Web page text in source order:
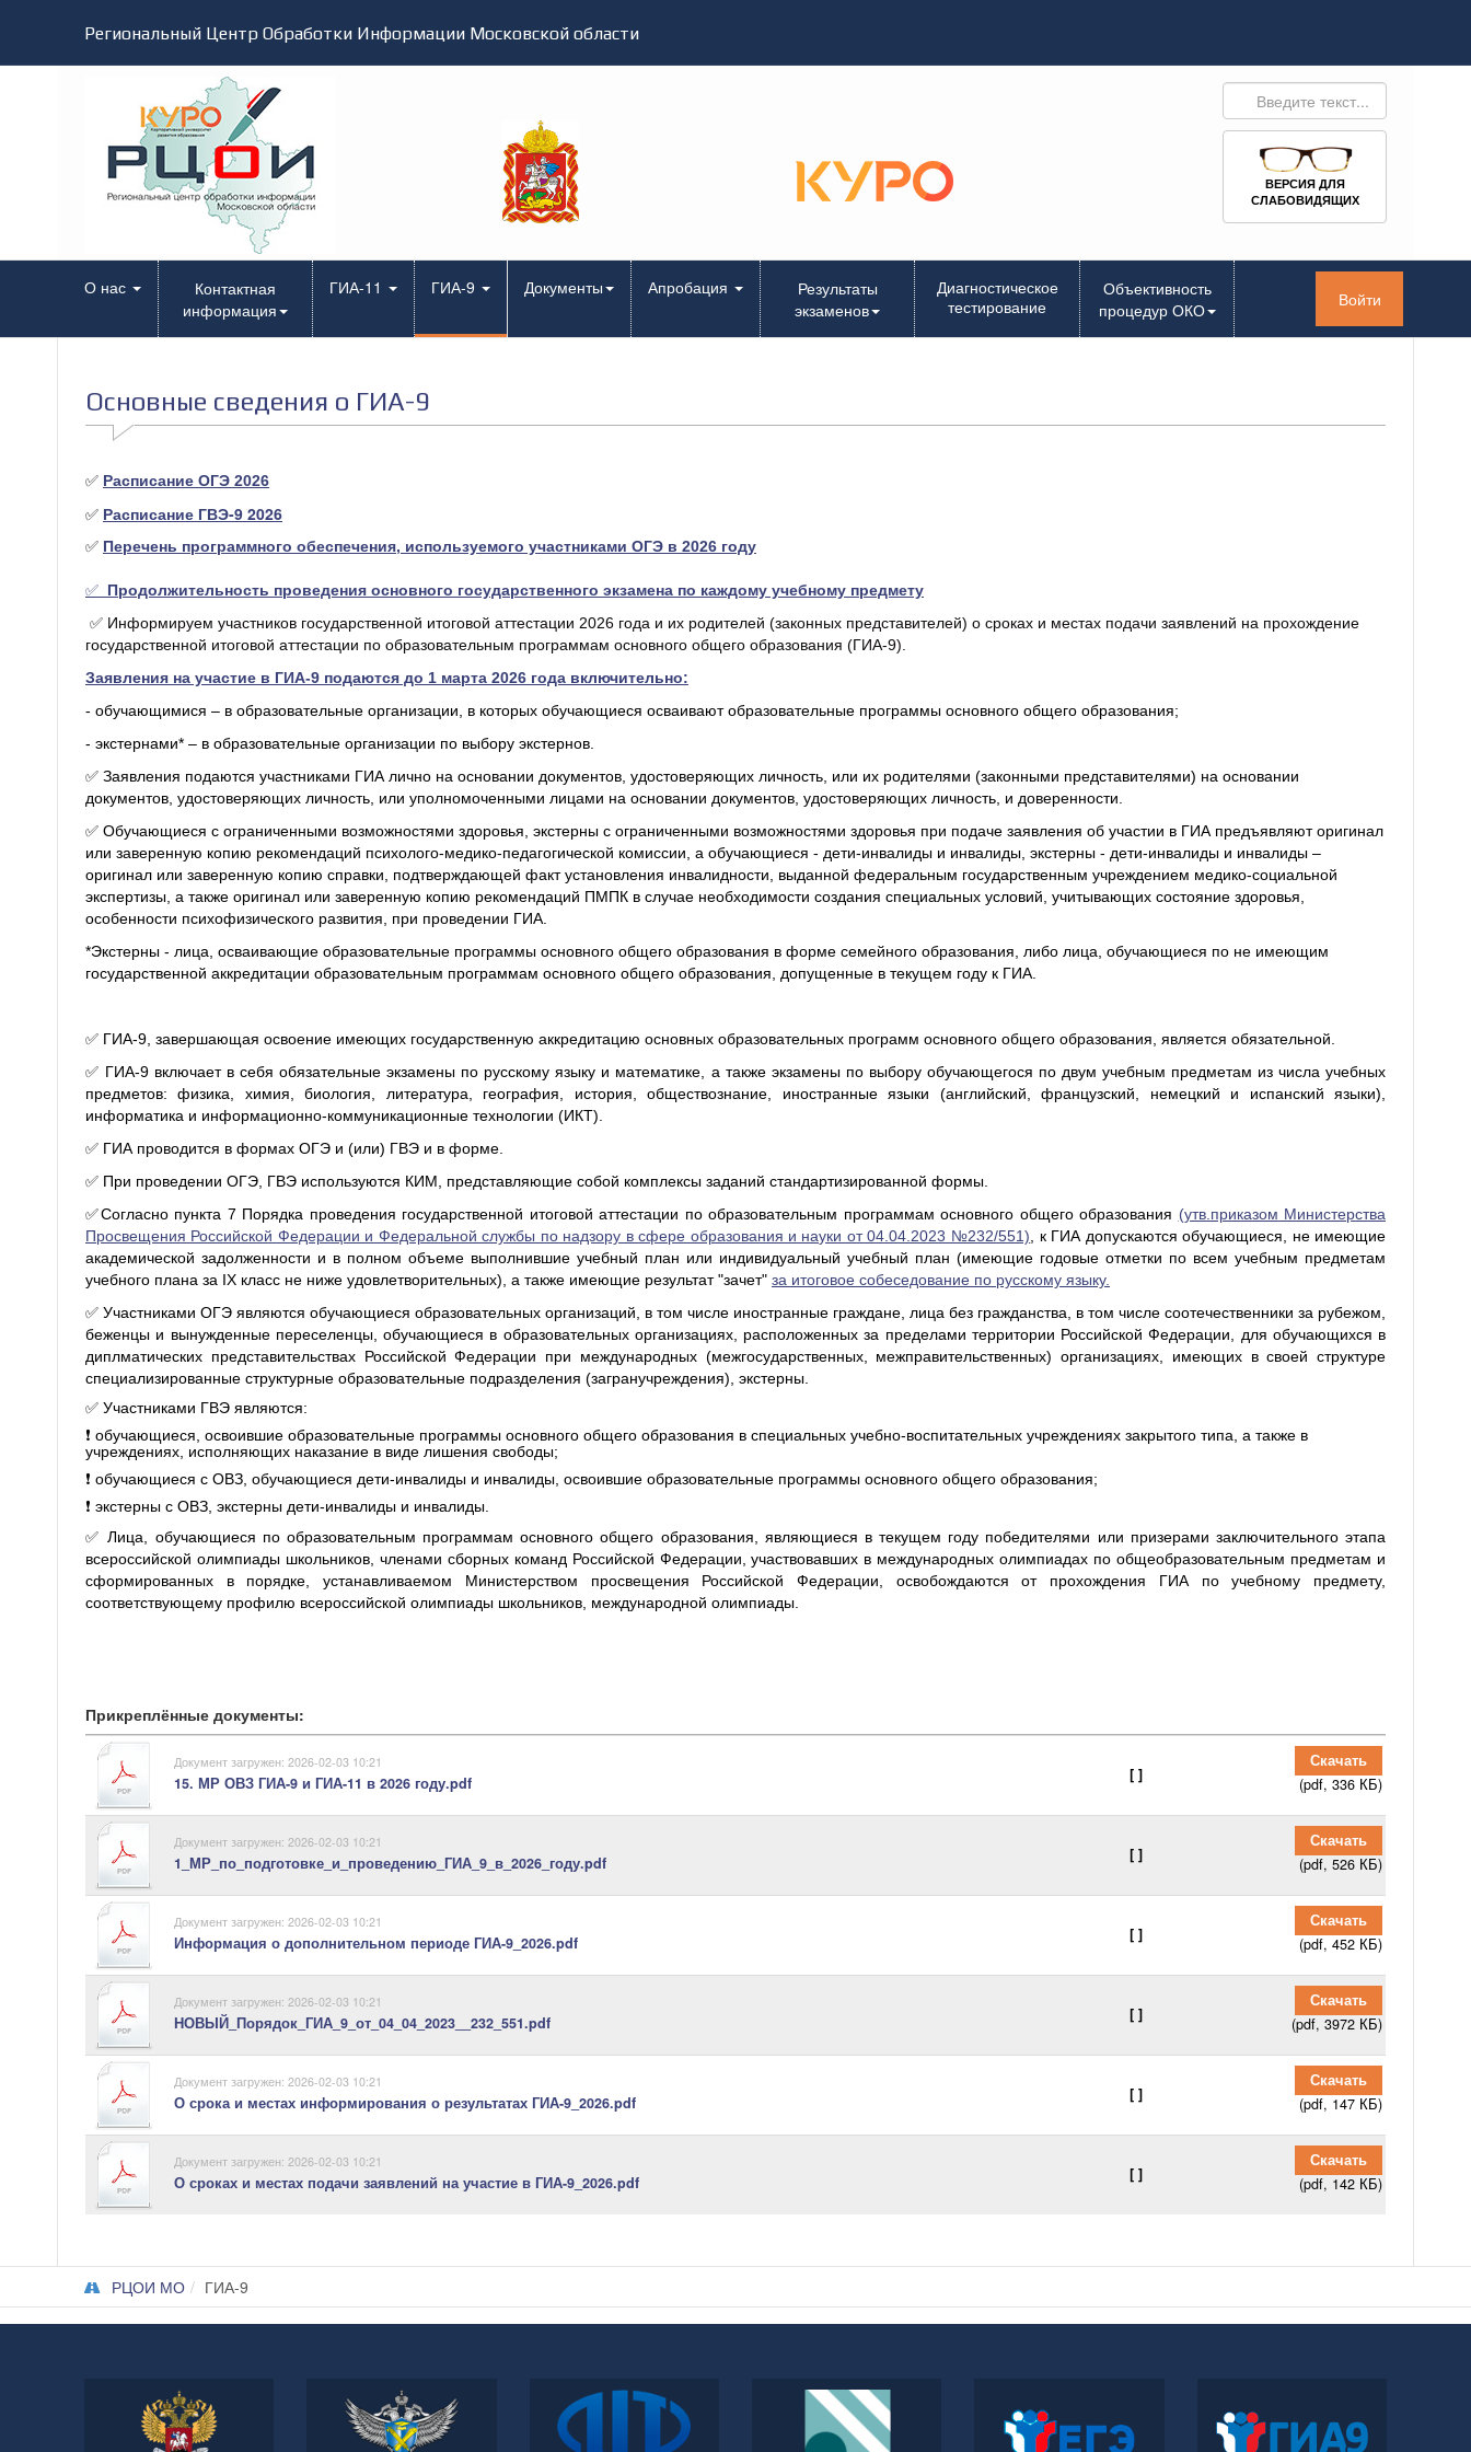
Региональный Центр Обработки Информации Московской области
ВЕРСИЯ ДЛЯ
СЛАБОВИДЯЩИХ
Войти
О нас
Контактная
информация
ГИА-11 ГИА-9 Документы Апробация
Результаты
экзаменов
Диагностическое
тестирование
Объективность
процедур ОКО
Основные сведения о ГИА-9
✅ Расписание ОГЭ 2026
✅ Расписание ГВЭ-9 2026
✅ Перечень программного обеспечения, используемого участниками ОГЭ в 2026 году
✅ Продолжительность проведения основного государственного экзамена по каждому учебному предмету
✅ Информируем участников государственной итоговой аттестации 2026 года и их родителей (законных представителей) о сроках и местах подачи заявлений на прохождение
государственной итоговой аттестации по образовательным программам основного общего образования (ГИА-9).
Заявления на участие в ГИА-9 подаются до 1 марта 2026 года включительно:
- обучающимися – в образовательные организации, в которых обучающиеся осваивают образовательные программы основного общего образования;
- экстернами* – в образовательные организации по выбору экстернов.
✅ Заявления подаются участниками ГИА лично на основании документов, удостоверяющих личность, или их родителями (законными представителями) на основании
документов, удостоверяющих личность, или уполномоченными лицами на основании документов, удостоверяющих личность, и доверенности.
✅ Обучающиеся с ограниченными возможностями здоровья, экстерны с ограниченными возможностями здоровья при подаче заявления об участии в ГИА предъявляют оригинал
или заверенную копию рекомендаций психолого-медико-педагогической комиссии, а обучающиеся - дети-инвалиды и инвалиды, экстерны - дети-инвалиды и инвалиды –
оригинал или заверенную копию справки, подтверждающей факт установления инвалидности, выданной федеральным государственным учреждением медико-социальной
экспертизы, а также оригинал или заверенную копию рекомендаций ПМПК в случае необходимости создания специальных условий, учитывающих состояние здоровья,
особенности психофизического развития, при проведении ГИА.
*Экстерны - лица, осваивающие образовательные программы основного общего образования в форме семейного образования, либо лица, обучающиеся по не имеющим
государственной аккредитации образовательным программам основного общего образования, допущенные в текущем году к ГИА.
✅ ГИА-9 , завершающая освоение имеющих государственную аккредитацию основных образовательных программ основного общего образования, является обязательной.
✅ ГИА-9 включает в себя обязательные экзамены по русскому языку и математике, а также экзамены по выбору обучающегося по двум учебным предметам из числа учебных
предметов: физика, химия, биология, литература, география, история, обществознание, иностранные языки (английский, французский, немецкий и испанский языки),
информатика и информационно-коммуникационные технологии (ИКТ).
✅ ГИА проводится в формах ОГЭ и (или) ГВЭ и в форме.
✅ При проведении ОГЭ, ГВЭ используются КИМ, представляющие собой комплексы заданий стандартизированной формы.
✅Согласно пункта 7 Порядка проведения государственной итоговой аттестации по образовательным программам основного общего образования (утв.приказом Министерства
Просвещения Российской Федерации и Федеральной службы по надзору в сфере образования и науки от 04.04.2023 №232/551) , к ГИА допускаются обучающиеся, не имеющие
академической задолженности и в полном объеме выполнившие учебный план или индивидуальный учебный план (имеющие годовые отметки по всем учебным предметам
учебного плана за IX класс не ниже удовлетворительных), а также имеющие результат "зачет" за итоговое собеседование по русскому языку.
✅ Участниками ОГЭ являются обучающиеся образовательных организаций, в том числе иностранные граждане, лица без гражданства, в том числе соотечественники за рубежом,
беженцы и вынужденные переселенцы, обучающиеся в образовательных организациях, расположенных за пределами территории Российской Федерации, для обучающихся в
диплматических представительствах Российской Федерации при международных (межгосударственных, межправительственных) организациях, имеющих в своей структуре
специализированные структурные образовательные подразделения (загранучреждения), экстерны.
✅ Участниками ГВЭ являются:
❗️ обучающиеся, освоившие образовательные программы основного общего образования в специальных учебно-воспитательных учреждениях закрытого типа, а также в
учреждениях, исполняющих наказание в виде лишения свободы;
❗️ обучающиеся с ОВЗ, обучающиеся дети-инвалиды и инвалиды, освоившие образовательные программы основного общего образования;
❗️ экстерны с ОВЗ, экстерны дети-инвалиды и инвалиды.
✅ Лица, обучающиеся по образовательным программам основного общего образования, являющиеся в текущем году победителями или призерами заключительного этапа
всероссийской олимпиады школьников, членами сборных команд Российской Федерации, участвовавших в международных олимпиадах по общеобразовательным предметам и
сформированных в порядке, устанавливаемом Министерством просвещения Российской Федерации, освобождаются от прохождения ГИА по учебному предмету,
соответствующему профилю всероссийской олимпиады школьников, международной олимпиады.
Прикреплённые документы:
Документ загружен: 2026-02-03 10:21
15. МР ОВЗ ГИА-9 и ГИА-11 в 2026 году.pdf [ ]
Скачать
(pdf, 336 КБ)
Документ загружен: 2026-02-03 10:21
1_МР_по_подготовке_и_проведению_ГИА_9_в_2026_году.pdf [ ]
Скачать
(pdf, 526 КБ)
Документ загружен: 2026-02-03 10:21
Информация о дополнительном периоде ГИА-9_2026.pdf [ ]
Скачать
(pdf, 452 КБ)
Документ загружен: 2026-02-03 10:21
НОВЫЙ_Порядок_ГИА_9_от_04_04_2023__232_551.pdf [ ]
Скачать
(pdf, 3972 КБ)
Документ загружен: 2026-02-03 10:21
О срока и местах информирования о результатах ГИА-9_2026.pdf [ ]
Скачать
(pdf, 147 КБ)
Документ загружен: 2026-02-03 10:21
О сроках и местах подачи заявлений на участие в ГИА-9_2026.pdf [ ]
Скачать
(pdf, 142 КБ)
РЦОИ МО ГИА-9
Министерство
просвещения Российской
Федеральная служба по
надзору в сфере
ФГБУ
«Федеральный центр
Федеральный институт
педагогических
Официальный
информационный портал
Официальный
информационный портал